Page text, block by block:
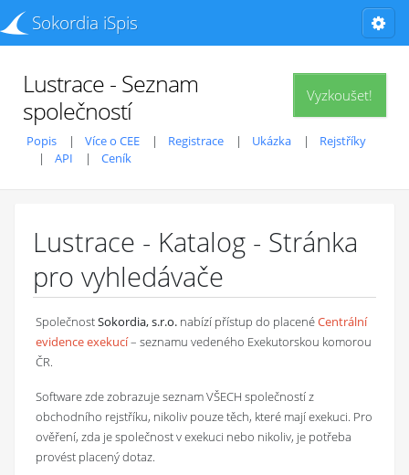
Sokordia iSpis
Vyzkoušet!
Lustrace - Seznam
společností
Popis Více o CEE Registrace Ukázka
Rejstříky
API
Ceník
Lustrace - Katalog - Stránka
pro vyhledávače
SpolečnostSokordia, s.r.o. nabízí přístup do placenéCentrální
evidence exekucí– seznamu vedeného Exekutorskou komorou
ČR.
Software zde zobrazuje seznam VŠECH společností z
obchodního rejstříku, nikoliv pouze těch, které mají exekuci. Pro
ověření, zda je společnost v exekuci nebo nikoliv, je potřeba
provést placený dotaz.